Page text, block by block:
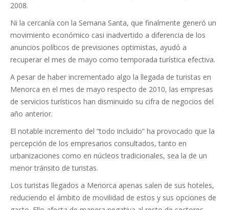
2008.
Ni la cercanía con la Semana Santa, que finalmente generó un
movimiento económico casi inadvertido a diferencia de los
anuncios políticos de previsiones optimistas, ayudó a
recuperar el mes de mayo como temporada turística efectiva.
A pesar de haber incrementado algo la llegada de turistas en
Menorca en el mes de mayo respecto de 2010, las empresas
de servicios turísticos han disminuido su cifra de negocios del
año anterior.
El notable incremento del “todo incluido” ha provocado que la
percepción de los empresarios consultados, tanto en
urbanizaciones como en núcleos tradicionales, sea la de un
menor tránsito de turistas.
Los turistas llegados a Menorca apenas salen de sus hoteles,
reduciendo el ámbito de movilidad de estos y sus opciones de